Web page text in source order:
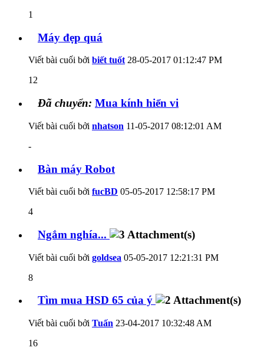
1
Máy đẹp quá
Viết bài cuối bởi biết tuốt 28-05-2017 01:12:47 PM
12
Đã chuyển: Mua kính hiển vi
Viết bài cuối bởi nhatson 11-05-2017 08:12:01 AM
-
Bàn máy Robot
Viết bài cuối bởi fucBD 05-05-2017 12:58:17 PM
4
Ngắm nghía...
Viết bài cuối bởi goldsea 05-05-2017 12:21:31 PM
8
Tìm mua HSD 65 của ý
Viết bài cuối bởi Tuấn 23-04-2017 10:32:48 AM
16